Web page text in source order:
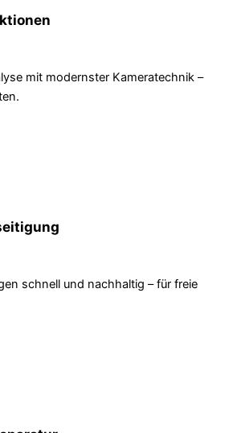
mit modernster Kameratechnik –
schnell und nachhaltig – für freie